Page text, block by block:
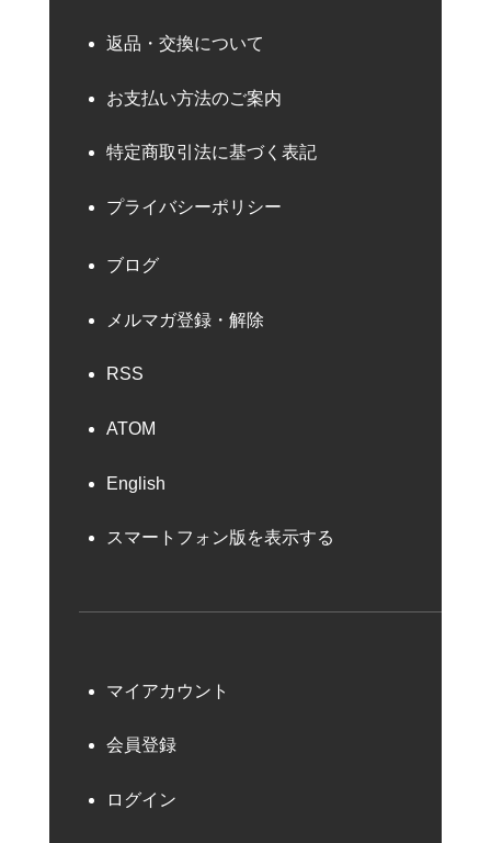
返品・交換について
お支払い方法のご案内
特定商取引法に基づく表記
プライバシーポリシー
ブログ
メルマガ登録・解除
RSS
ATOM
English
スマートフォン版を表示する
マイアカウント
会員登録
ログイン